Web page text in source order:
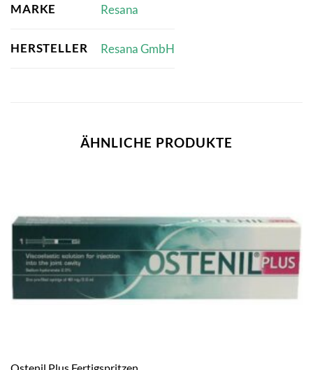
MARKE Resana
HERSTELLER Resana GmbH
ÄHNLICHE PRODUKTE